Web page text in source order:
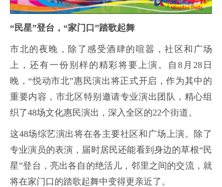
“民星”登台，“家门口”踏歌起舞
市北的夜晚，除了感受酒肆的喧嚣，社区和广场
上，还有一份别样的精彩将要上演。自8月28日
晚，“悦动市北”惠民演出将正式开启，作为其中的
重要内容，市北区特别邀请专业演出团队，精心组
织了48场文化惠民演出，深入全区的22个街道。
这48场综艺演出将在各主要社区和广场上演。除了
专业演员的表演，届时居民还能看到身边的草根“民
星”登台，亮出各自的绝活儿，邻里之间的交流，就
将在家门口的踏歌起舞中变得更亲近了。